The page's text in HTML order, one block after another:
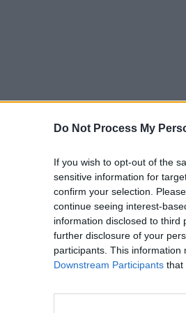
Do Not Process My
If you wish to opt-out of the
sensitive information for
confirm your selection.
continue seeing interest-
information disclosed to third
further disclosure of your
participants. This
Downstream Participants that